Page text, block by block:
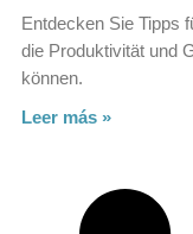
Entdecken Sie Tipps
die Produktivität und
können.
Leer más »